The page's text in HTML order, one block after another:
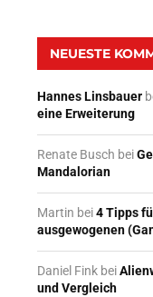
NEUESTE
Hannes Linsbauer
eine Erweiterung
Renate Busch bei
Mandalorian
Martin bei4 Tipps
ausgewogenen
Daniel Fink bei
und Vergleich